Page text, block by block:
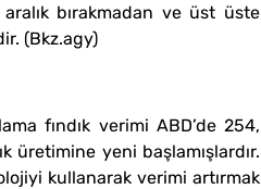
bırakmadan ve üst üste
(Bkz.agy)
fındık verimi ABD’de 254,
üretimine yeni başlamışlardır.
kullanarak verimi artırmak